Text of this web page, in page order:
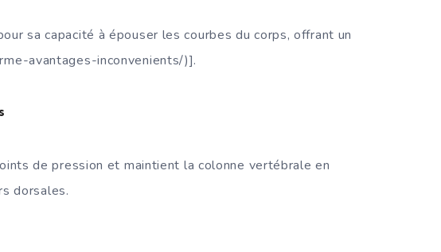
sa capacité à épouser les courbes du corps, offrant un
avantages-inconvenients/)].
de pression et maintient la colonne vertébrale en
dorsales.